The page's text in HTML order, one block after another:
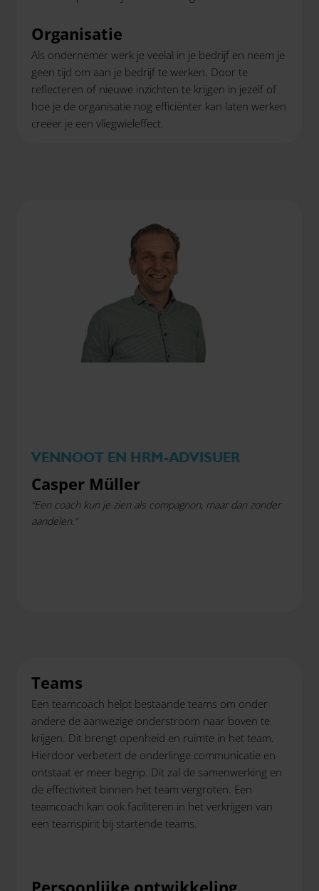
Organisatie
Als ondernemer werk je veelal in je bedrijf en neem je
geen tijd om aan je bedrijf te werken. Door te
reflecteren of nieuwe inzichten te krijgen in jezelf of
hoe je de organisatie nog efficiënter kan laten werken
creëer je een vliegwieleffect.
VENNOOT EN HRM-ADVISUER
Casper Müller
“Een coach kun je zien als compagnon, maar dan zonder
aandelen.”
Teams
Een teamcoach helpt bestaande teams om onder
andere de aanwezige onderstroom naar boven te
krijgen. Dit brengt openheid en ruimte in het team.
Hierdoor verbetert de onderlinge communicatie en
ontstaat er meer begrip. Dit zal de samenwerking en
de effectiviteit binnen het team vergroten. Een
teamcoach kan ook faciliteren in het verkrijgen van
een teamspirit bij startende teams.
Persoonlijke ontwikkeling